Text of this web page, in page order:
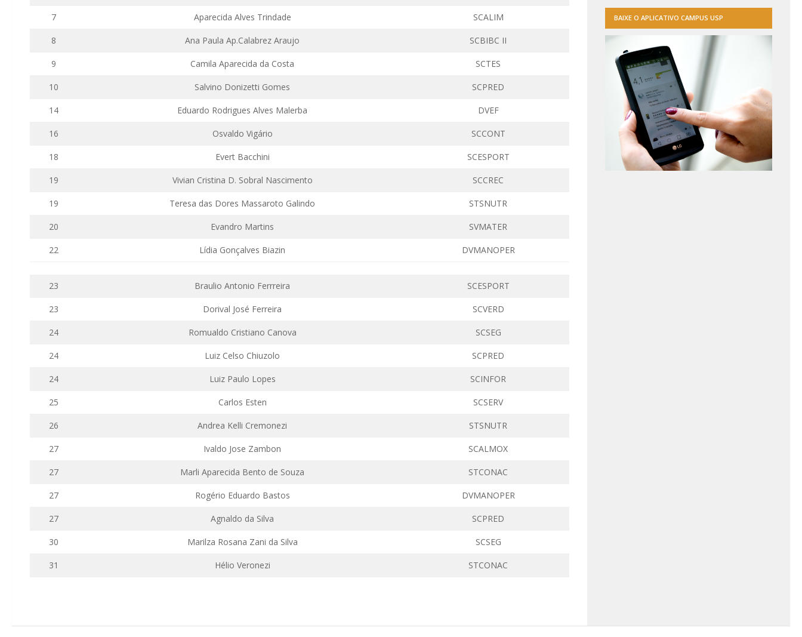
7 Aparecida Alves Trindade SCALIM
8 Ana Paula Ap.Calabrez Araujo SCBIBC II
9 Camila Aparecida da Costa SCTES
10 Salvino Donizetti Gomes SCPRED
14 Eduardo Rodrigues Alves Malerba DVEF
16 Osvaldo Vigário SCCONT
18 Evert Bacchini SCESPORT
19 Vivian Cristina D. Sobral Nascimento SCCREC
19 Teresa das Dores Massaroto Galindo STSNUTR
20 Evandro Martins SVMATER
22 Lídia Gonçalves Biazin DVMANOPER
23 Braulio Antonio Ferrreira SCESPORT
23 Dorival José Ferreira SCVERD
24 Romualdo Cristiano Canova SCSEG
24 Luiz Celso Chiuzolo SCPRED
24 Luiz Paulo Lopes SCINFOR
25 Carlos Esten SCSERV
26 Andrea Kelli Cremonezi STSNUTR
27 Ivaldo Jose Zambon SCALMOX
27 Marli Aparecida Bento de Souza STCONAC
27 Rogério Eduardo Bastos DVMANOPER
27 Agnaldo da Silva SCPRED
30 Marilza Rosana Zani da Silva SCSEG
31 Hélio Veronezi STCONAC
BAIXE O APLICATIVO CAMPUS USP